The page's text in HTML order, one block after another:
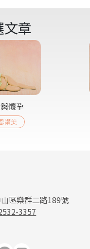
文章
懷孕
讚美
區樂群二路189號
3357